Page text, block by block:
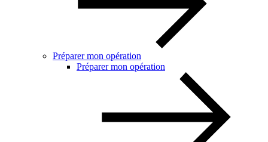
Préparer mon opération
Préparer mon opération